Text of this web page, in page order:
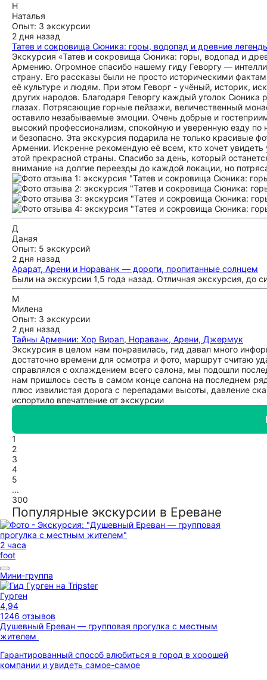
Н
Наталья
Опыт: 3 экскурсии
2 дня назад
Татев и сокровища Сюника: горы, водопад и древние
Экскурсия «Татев и сокровища Сюника: горы, водопад и
Армению. Огромное спасибо нашему гиду Геворгу —
страну. Его рассказы были не просто историческими
её культуре и людям. При этом Геворг - учёный, историк,
других народов. Благодаря Геворгу каждый уголок
глазах. Потрясающие горные пейзажи, величественный
оставило незабываемые эмоции. Очень добрые и
высокий профессионализм, спокойную и уверенную езду
и безопасно. Эта экскурсия подарила не только красивые
Армении. Искренне рекомендую её всем, кто хочет увидеть
этой прекрасной страны. Спасибо за день, который
внимание на долгие переезды до каждой локации, но
Д
Даная
Опыт: 5 экскурсий
2 дня назад
Арарат, Арени и Нораванк — дороги, пропитанные солнцем
Были на экскурсии 1,5 года назад. Отличная экскурсия, до
М
Милена
Опыт: 3 экскурсии
2 дня назад
Тайны Армении: Хор Вирап, Нораванк, Арени, Джермук
Экскурсия в целом нам понравилась, гид давал много
достаточно времени для осмотра и фото, маршрут считаю
справлялся с охлаждением всего салона, мы подошли
нам пришлось сесть в самом конце салона на последнем
плюс извилистая дорога с перепадами высоты, давление
испортило впечатление от экскурсии
1
2
3
4
5
...
300
Популярные экскурсии в Ереване
2 часа
foot
Мини-группа
Гурген
4,94
1246 отзывов
Душевный Ереван — групповая прогулка с местным
жителем
Гарантированный способ влюбиться в город в хорошей
компании и увидеть самое-самое